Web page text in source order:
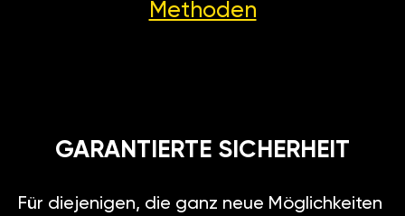
Methoden
GARANTIERTE SICHERHEIT
Für diejenigen, die ganz neue Möglichkeiten